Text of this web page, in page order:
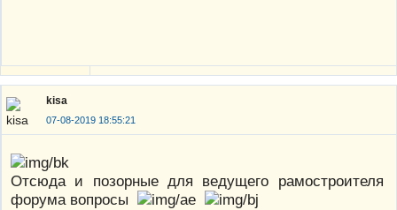
kisa
07-08-2019 18:55:21
Отсюда и позорные для ведущего рамостроителя
форума вопросы